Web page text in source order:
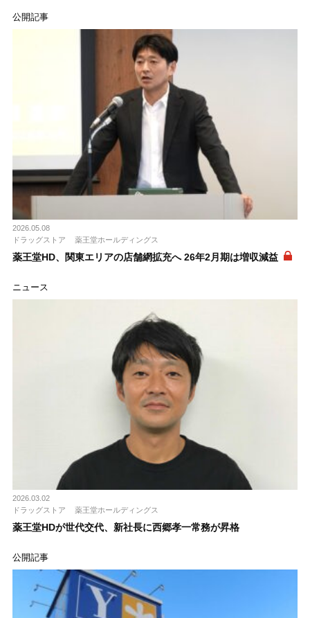
公開記事
2026.05.08
ドラッグストア
薬王堂ホールディングス
薬王堂HD、関東エリアの店舗網拡充へ 26年2月期は増収減益
ニュース
2026.03.02
ドラッグストア
薬王堂ホールディングス
薬王堂HDが世代交代、新社長に西郷孝一常務が昇格
公開記事